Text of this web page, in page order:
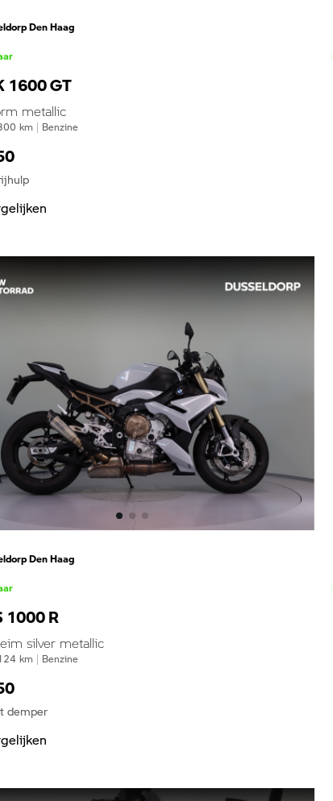
Den Haag
1600 GT
metallic
km | Benzine
Den Haag
1000 R
silver metallic
km | Benzine
demper